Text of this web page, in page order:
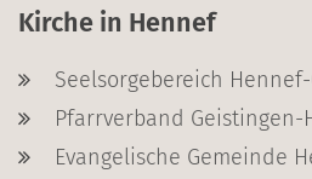
Kirche in Hennef
Seelsorgebereich
Pfarrverband
Evangelische Gemeinde